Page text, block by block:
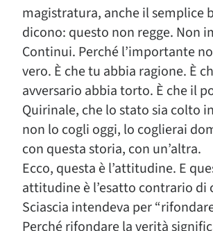
magistratura, anche il semplice
dicono: questo non regge. Non
Continui. Perché l’importante
vero. È che tu abbia ragione. È
avversario abbia torto. È che il
Quirinale, che lo stato sia colto
non lo cogli oggi, lo coglierai
con questa storia, con un’altra.
Ecco, questa è l’attitudine. E
attitudine è l’esatto contrario di
Sciascia intendeva per
Perché rifondare la verità